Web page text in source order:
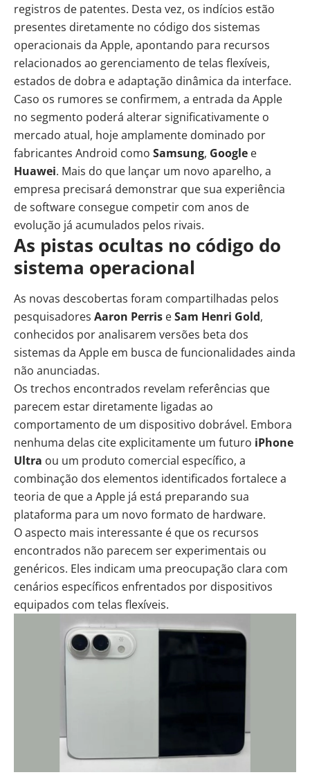
registros de patentes. Desta vez, os indícios estão
presentes diretamente no código dos sistemas
operacionais da Apple, apontando para recursos
relacionados ao gerenciamento de telas flexíveis,
estados de dobra e adaptação dinâmica da interface.
Caso os rumores se confirmem, a entrada da Apple
no segmento poderá alterar significativamente o
mercado atual, hoje amplamente dominado por
fabricantes Android como Samsung, Google e
Huawei. Mais do que lançar um novo aparelho, a
empresa precisará demonstrar que sua experiência
de software consegue competir com anos de
evolução já acumulados pelos rivais.
As pistas ocultas no código do
sistema operacional
As novas descobertas foram compartilhadas pelos
pesquisadores Aaron Perris eSam Henri Gold,
conhecidos por analisarem versões beta dos
sistemas da Apple em busca de funcionalidades ainda
não anunciadas.
Os trechos encontrados revelam referências que
parecem estar diretamente ligadas ao
comportamento de um dispositivo dobrável. Embora
nenhuma delas cite explicitamente um futuro iPhone
Ultra ou um produto comercial específico, a
combinação dos elementos identificados fortalece a
teoria de que a Apple já está preparando sua
plataforma para um novo formato de hardware.
O aspecto mais interessante é que os recursos
encontrados não parecem ser experimentais ou
genéricos. Eles indicam uma preocupação clara com
cenários específicos enfrentados por dispositivos
equipados com telas flexíveis.